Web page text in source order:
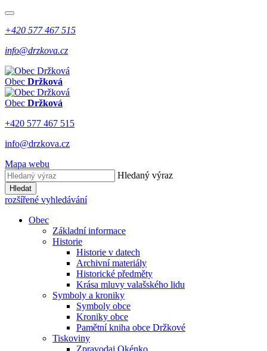
+420 577 467 515
info@drzkova.cz
Obec Držková
Obec Držková
+420 577 467 515
info@drzkova.cz
Mapa webu
Hledaný výraz
Hledat
rozšířené vyhledávání
Obec
Základní informace
Historie
Historie v datech
Archivní materiály
Historické předměty
Krása mluvy valašského lidu
Symboly a kroniky
Symboly obce
Kroniky obce
Pamětní kniha obce Držkové
Tiskoviny
Zpravodaj Okénko